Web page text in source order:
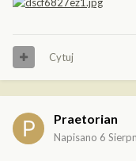
Cytuj
Praetorian
Napisano 6